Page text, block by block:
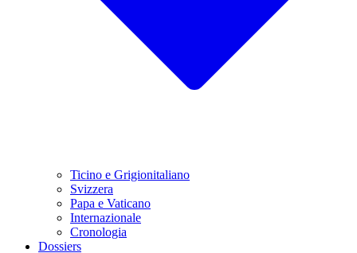
Ticino e Grigionitaliano
Svizzera
Papa e Vaticano
Internazionale
Cronologia
Dossiers